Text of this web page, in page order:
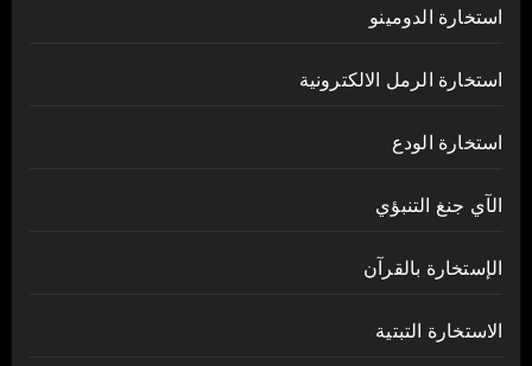
استخارة الدومينو
استخارة الرمل الالكترونية
استخارة الودع
الآي جنغ التنبؤي
الإستخارة بالقرآن
الاستخارة التبتية